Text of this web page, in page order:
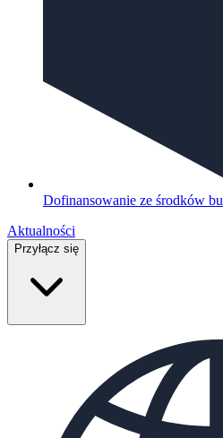
Dofinansowanie ze środków
Aktualności
Przyłącz się